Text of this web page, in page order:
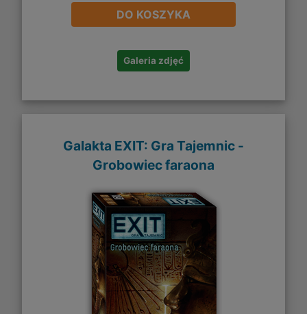
DO KOSZYKA
Galeria zdjęć
Galakta EXIT: Gra Tajemnic -
Grobowiec faraona